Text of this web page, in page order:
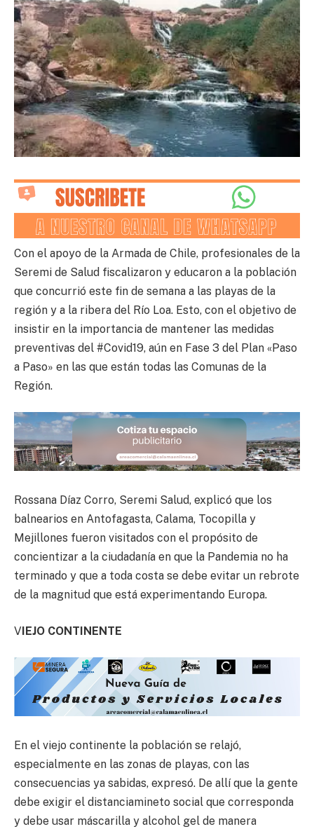
Con el apoyo de la Armada de Chile, profesionales de la
Seremi de Salud fiscalizaron y educaron a la población
que concurrió este fin de semana a las playas de la
región y a la ribera del Río Loa. Esto, con el objetivo de
insistir en la importancia de mantener las medidas
preventivas del #Covid19, aún en Fase 3 del Plan «Paso
a Paso» en las que están todas las Comunas de la
Región.
Rossana Díaz Corro, Seremi Salud, explicó que los
balnearios en Antofagasta, Calama, Tocopilla y
Mejillones fueron visitados con el propósito de
concientizar a la ciudadanía en que la Pandemia no ha
terminado y que a toda costa se debe evitar un rebrote
de la magnitud que está experimentando Europa.
VIEJO CONTINENTE
En el viejo continente la población se relajó,
especialmente en las zonas de playas, con las
consecuencias ya sabidas, expresó. De allí que la gente
debe exigir el distanciamineto social que corresponda
y debe usar máscarilla y alcohol gel de manera